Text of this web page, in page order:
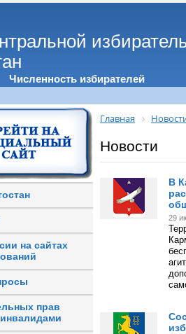
Численность избирателей
на сайтах
прав
Главная
Новости
В
29